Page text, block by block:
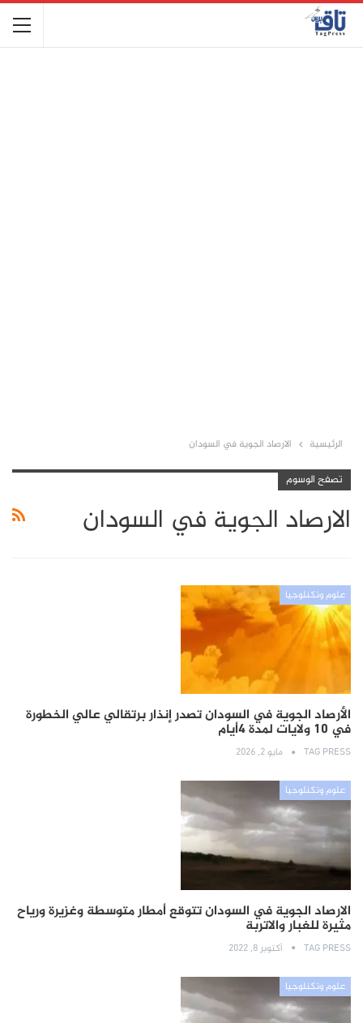
الرئيسية الارصاد الجوية في السودان
تصفح الوسوم
الارصاد الجوية في السودان
علوم وتكنلوجيا
الأرصاد الجوية في السودان تصدر إنذار برتقالي عالي الخطورة
في 10 ولايات لمدة 4أيام
TAG PRESS مايو 2, 2026
علوم وتكنلوجيا
الارصاد الجوية في السودان تتوقع أمطار متوسطة وغزيرة ورياح
مثيرة للغبار والاتربة
TAG PRESS أكتوبر 8, 2022
علوم وتكنلوجيا